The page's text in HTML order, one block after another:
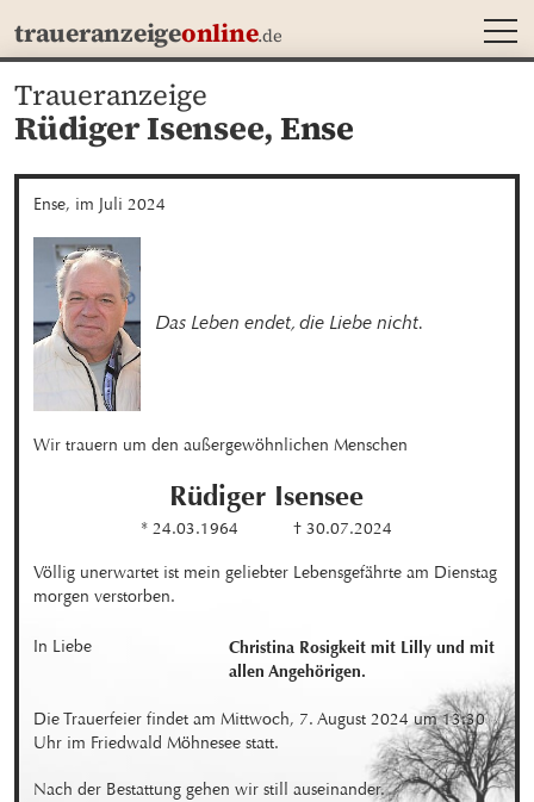
traueranzeigeonline.de
Traueranzeige
Rüdiger Isensee,Ense
Ense, im Juli 2024
Das Leben endet, die Liebe nicht.
Wir trauern um den außergewöhnlichen Menschen
Rüdiger Isensee
* 24.03.1964
† 30.07.2024
Völlig unerwartet ist mein geliebter Lebensgefährte am Dienstag
morgen verstorben.
In Liebe
Christina Rosigkeit mit Lilly und mit
allen Angehörigen.
Die Trauerfeier findet am Mittwoch, 7. August 2024 um 13:30
Uhr im Friedwald Möhnesee statt.
Nach der Bestattung gehen wir still auseinander.